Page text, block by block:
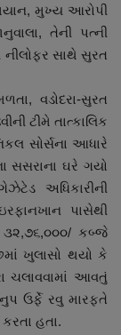
મુખ્ય આરોપી
તેની પત્ની
નીલોફર સાથે સુરત
વડોદરા-સુરત
ટીમે તાત્કાલિક
સોર્સના આધારે
સસરાના ઘરે ગયો
અધિકારીની
પાસેથી
૩૨,૭૬,૦૦૦/ કબ્જે
ખુલાસો થયો કે
ચલાવવામાં આવતું
ઉર્ફે રવુ મારફતે
હતા.